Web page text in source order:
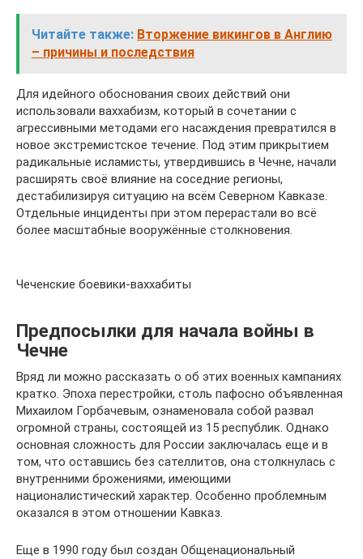
Читайте также: Вторжение викингов в Англию
– причины и последствия
Для идейного обоснования своих действий они
использовали ваххабизм, который в сочетании с
агрессивными методами его насаждения превратился в
новое экстремистское течение. Под этим прикрытием
радикальные исламисты, утвердившись в Чечне, начали
расширять своё влияние на соседние регионы,
дестабилизируя ситуацию на всём Северном Кавказе.
Отдельные инциденты при этом перерастали во всё
более масштабные вооружённые столкновения.
Чеченские боевики-ваххабиты
Предпосылки для начала войны в
Чечне
Вряд ли можно рассказать о об этих военных кампаниях
кратко. Эпоха перестройки, столь пафосно объявленная
Михаилом Горбачевым, ознаменовала собой развал
огромной страны, состоящей из 15 республик. Однако
основная сложность для России заключалась еще и в
том, что оставшись без сателлитов, она столкнулась с
внутренними брожениями, имеющими
националистический характер. Особенно проблемным
оказался в этом отношении Кавказ.
Еще в 1990 году был создан Общенациональный